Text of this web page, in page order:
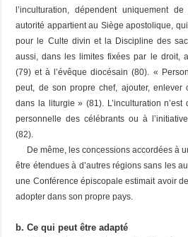
l’inculturation, dépendent uniquement de
autorité appartient au Siège apostolique,
pour le Culte divin et la Discipline des
aussi, dans les limites fixées par le droit,
(79) et à l’évêque diocésain (80). «
peut, de son propre chef, ajouter,
dans la liturgie » (81). L’inculturation
personnelle des célébrants ou à
(82).
De même, les concessions accordées à
être étendues à d’autres régions sans les
une Conférence épiscopale estimait avoir
adopter dans son propre pays.
b. Ce qui peut être adapté